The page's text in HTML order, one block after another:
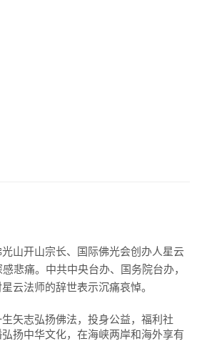
山开山宗长、国际佛光会创办人星云
悲痛。中共中央台办、国务院台办，
云法师的辞世表示沉痛哀悼。
矢志弘扬佛法，投身公益，福利社
扬中华文化，在海峡两岸和海外享有